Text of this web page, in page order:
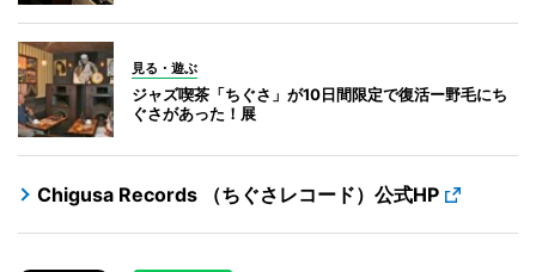
見る・遊ぶ
ジャズ喫茶「ちぐさ」が10日間限定で復活ー野毛にち
ぐさがあった！展
Chigusa Records （ちぐさレコード）公式HP